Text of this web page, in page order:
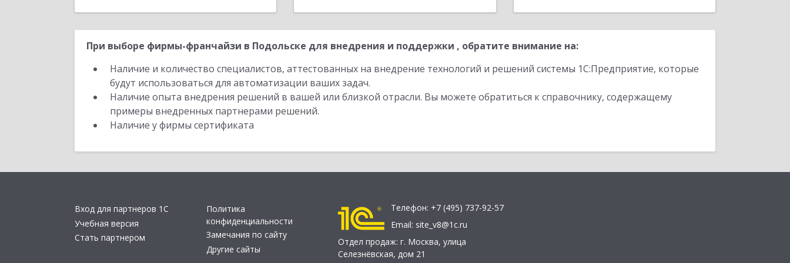
При выборе фирмы-франчайзи в Подольске для внедрения и поддержки , обратите внимание на:
Наличие и количество специалистов, аттестованных на внедрение технологий и решений системы 1С:Предприятие, которые
будут использоваться для автоматизации ваших задач.
Наличие опыта внедрения решений в вашей или близкой отрасли. Вы можете обратиться к справочнику, содержащему
примеры внедренных партнерами решений.
Наличие у фирмы сертификата
Вход для партнеров 1С
Учебная версия
Стать партнером
Политика
конфиденциальности
Замечания по сайту
Другие сайты
Телефон: +7 (495) 737-92-57
Email: site_v8@1c.ru
Отдел продаж: г. Москва, улица
Селезнёвская, дом 21